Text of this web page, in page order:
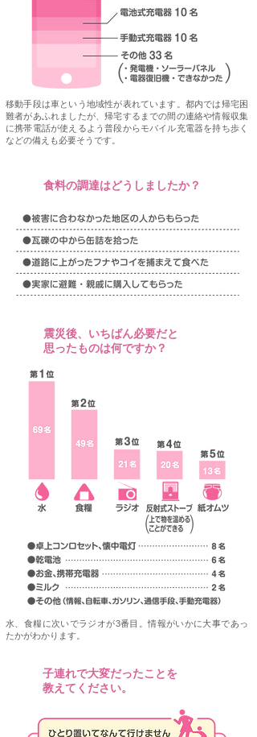
移動手段は車という地域性が表れています。都内では帰宅困
難者があふれましたが、帰宅するまでの間の連絡や情報収集
に携帯電話が使えるよう普段からモバイル充電器を持ち歩く
などの備えも必要そうです。
食料の調達はどうしましたか？
震災後、いちばん必要だと
思ったものは何ですか？
水、食糧に次いでラジオが3番目。情報がいかに大事であっ
たかがわかります。
子連れで大変だったことを
教えてください。